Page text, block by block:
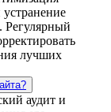
устранение
Регулярный
лучших
аудит и